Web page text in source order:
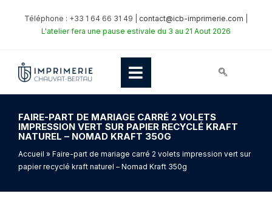
Téléphone : +33 1 64 66 31 49 | contact@icb-imprimerie.com
L'atelier fera une pause estivale du 3 au 21 Aout 2026
FAIRE-PART DE MARIAGE CARRÉ 2 VOLETS
IMPRESSION VERT SUR PAPIER RECYCLÉ KRAFT
NATUREL – NOMAD KRAFT 350G
Accueil » Faire-part de mariage carré 2 volets impression vert sur
papier recyclé kraft naturel – Nomad Kraft 350g